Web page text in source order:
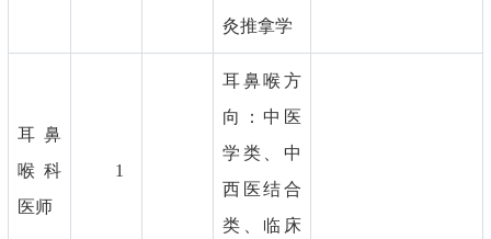
灸推拿学
耳鼻
喉科
医师
1
耳鼻喉方
向：中医
学类、中
西医结合
类、临床